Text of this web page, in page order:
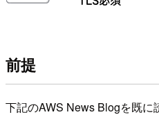
前提
下記のAWS News Blogを既に